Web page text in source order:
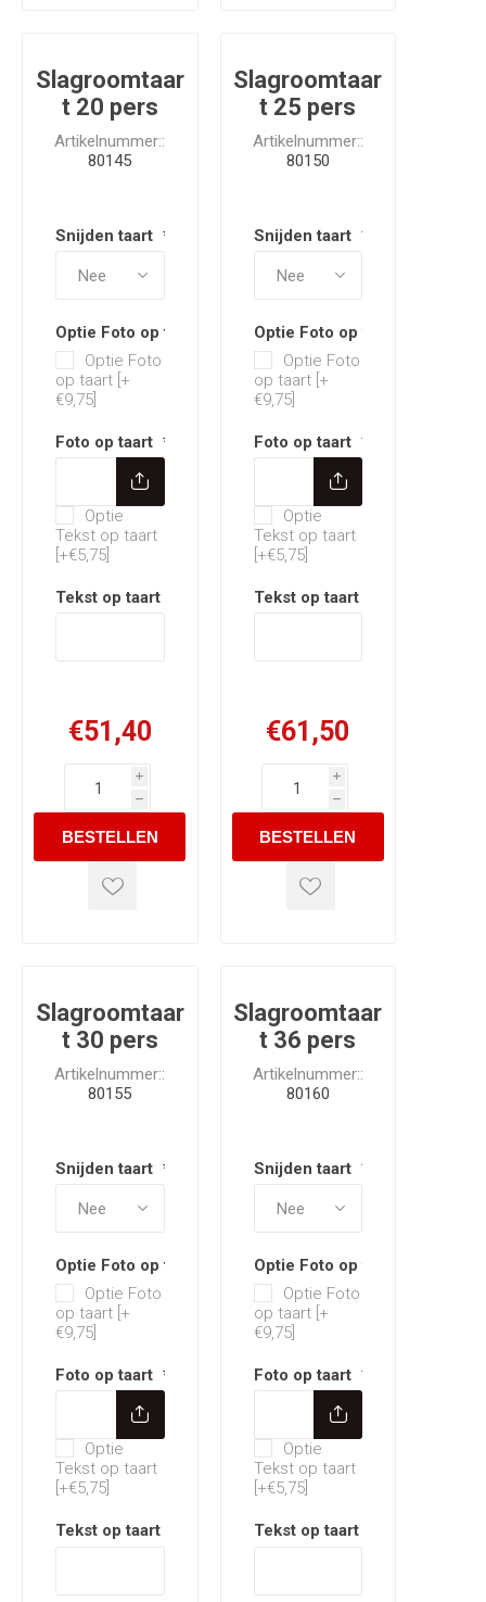
Slagroomtaar
t 20 pers
Artikelnummer::
80145
Snijden taart *
Optie Foto op taart
Optie Foto
op taart [+
€9,75]
Foto op taart *
Optie Tekst op taart
Optie
Tekst op taart
[+€5,75]
Tekst op taart
€51,40
i
h
Slagroomtaar
t 25 pers
Artikelnummer::
80150
Snijden taart *
Optie Foto op taart
Optie Foto
op taart [+
€9,75]
Foto op taart *
Optie Tekst op taart
Optie
Tekst op taart
[+€5,75]
Tekst op taart
€61,50
i
h
Slagroomtaar
t 30 pers
Artikelnummer::
80155
Snijden taart *
Optie Foto op taart
Optie Foto
op taart [+
€9,75]
Foto op taart *
Optie Tekst op taart
Optie
Tekst op taart
[+€5,75]
Tekst op taart
Slagroomtaar
t 36 pers
Artikelnummer::
80160
Snijden taart *
Optie Foto op taart
Optie Foto
op taart [+
€9,75]
Foto op taart *
Optie Tekst op taart
Optie
Tekst op taart
[+€5,75]
Tekst op taart